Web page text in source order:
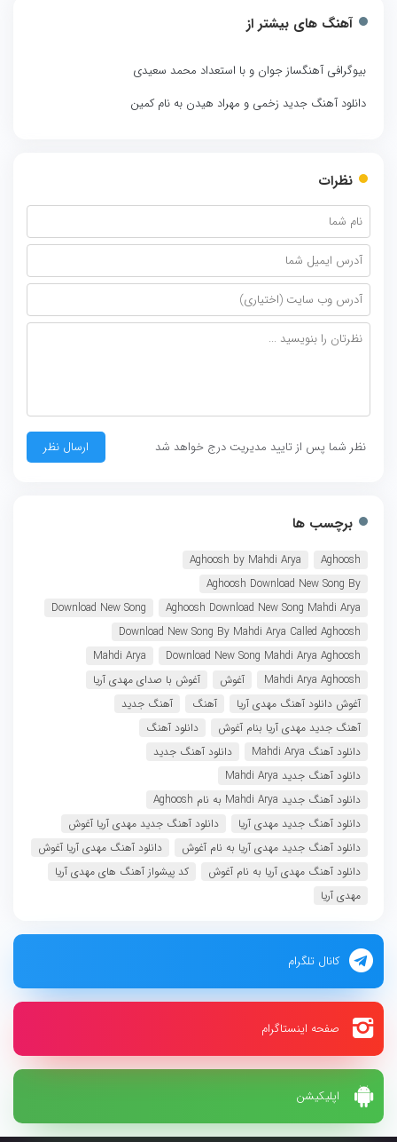
اپلیکیشن
آهنگ های بیشتر از
بیوگرافی آهنگساز جوان و با استعداد محمد سعیدی
دانلود آهنگ جدید زخمی و مهراد هیدن به نام کمین
نظرات
نظر شما پس از تایید مدیریت درج خواهد شد
برچسب ها
Aghoosh
Aghoosh by Mahdi Arya
Aghoosh Download New Song By
Aghoosh Download New Song Mahdi Arya
Download New Song
Download New Song By Mahdi Arya Called Aghoosh
Download New Song Mahdi Arya Aghoosh
Mahdi Arya
Mahdi Arya Aghoosh
آغوش
آغوش با صدای مهدی آریا
آغوش دانلود آهنگ مهدی آریا
آهنگ
آهنگ جدید
آهنگ جدید مهدی آریا بنام آغوش
دانلود آهنگ
دانلود آهنگ Mahdi Arya
دانلود آهنگ جدید
دانلود آهنگ جدید Mahdi Arya
دانلود آهنگ جدید Mahdi Arya به نام Aghoosh
دانلود آهنگ جدید مهدی آریا
دانلود آهنگ جدید مهدی آریا آغوش
دانلود آهنگ جدید مهدی آریا به نام آغوش
دانلود آهنگ مهدی آریا آغوش
دانلود آهنگ مهدی آریا به نام آغوش
کد پیشواز آهنگ های مهدی آریا
مهدی آریا
کانال تلگرام
صفحه اینستاگرام